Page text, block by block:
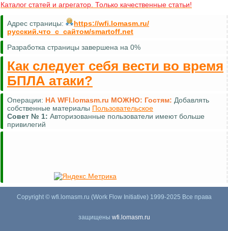
Каталог статей и агрегатор. Только качественные статьи!
Адрес страницы:
https://wfi.lomasm.ru/
русский.что_с_сайтом/smartoff.net
Разработка страницы завершена на 0%
Как следует себя вести во время
БПЛА атаки?
Операции: НА WFI.lomasm.ru МОЖНО: Гостям: Добавлять
собственные материалы Пользовательское
Совет № 1: Авторизованные пользователи имеют больше
привилегий
Copyright © wfi.lomasm.ru (Work Flow Initiative) 1999-2025 Все права
защищены wfi.lomasm.ru